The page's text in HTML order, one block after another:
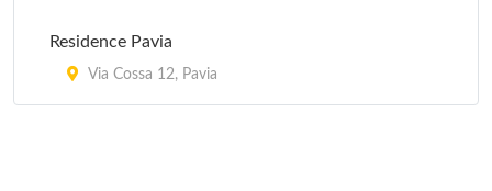
Residence Pavia
Via Cossa 12, Pavia